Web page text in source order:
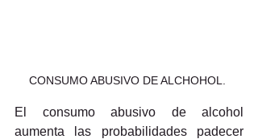
CONSUMO ABUSIVO DE ALCHOHOL.
El consumo abusivo de alcohol
aumenta las probabilidades padecer